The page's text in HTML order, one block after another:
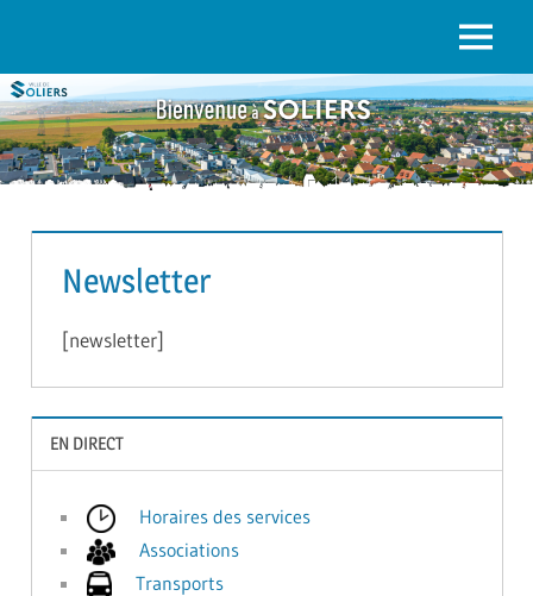
Menu
Newsletter
[newsletter]
EN DIRECT
Horaires des services
Associations
Transports